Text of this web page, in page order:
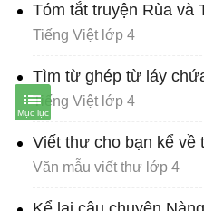
Tóm tắt truyện Rùa và
Tiếng Việt lớp 4
Tìm từ ghép từ láy
Tiếng Việt lớp 4
Viết thư cho bạn kể về
Văn mẫu viết thư lớp 4